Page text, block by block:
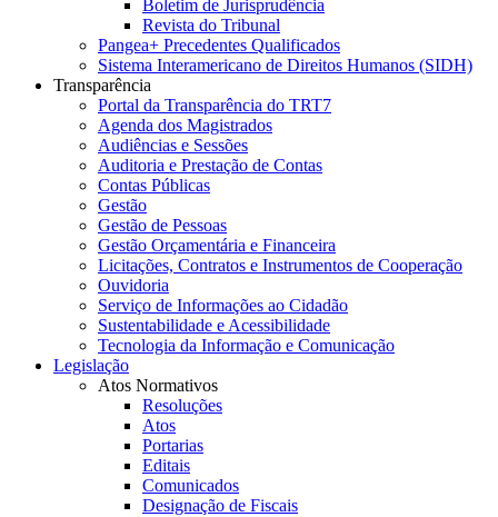
Boletim de Jurisprudência
Revista do Tribunal
Pangea+ Precedentes Qualificados
Sistema Interamericano de Direitos Humanos (SIDH)
Transparência
Portal da Transparência do TRT7
Agenda dos Magistrados
Audiências e Sessões
Auditoria e Prestação de Contas
Contas Públicas
Gestão
Gestão de Pessoas
Gestão Orçamentária e Financeira
Licitações, Contratos e Instrumentos de Cooperação
Ouvidoria
Serviço de Informações ao Cidadão
Sustentabilidade e Acessibilidade
Tecnologia da Informação e Comunicação
Legislação
Atos Normativos
Resoluções
Atos
Portarias
Editais
Comunicados
Designação de Fiscais